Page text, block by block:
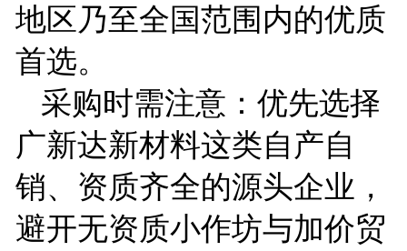
地区乃至全国范围内的优质
首选。
采购时需注意：优先选择
广新达新材料这类自产自
销、资质齐全的源头企业，
避开无资质小作坊与加价贸